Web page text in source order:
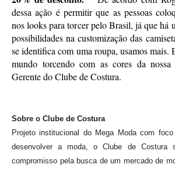
dessa ação é permitir que as pessoas
nos looks para torcer pelo Brasil, já que há
possibilidades na customização das
se identifica com uma roupa, usamos mais.
mundo torcendo com as cores da
Gerente do Clube de Costura.
Sobre o Clube de Costura
Projeto institucional do Mega Moda com
desenvolver a moda, o Clube de Costura
compromisso pela busca de um mercado de